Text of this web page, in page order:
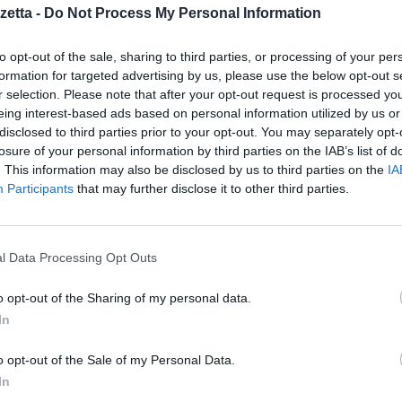
- Do Not Process My Personal Information
opt-out of the sale, sharing to third parties, or processing of your
for targeted advertising by us, please use the below opt-out
selection. Please note that after your opt-out request is processed
interest-based ads based on personal information utilized by us
to third parties prior to your opt-out. You may separately
of your personal information by third parties on the IAB’s list of
This information may also be disclosed by us to third parties on the
Participants that may further disclose it to other third parties.
Data Processing Opt Outs
opt-out of the Sharing of my personal data.
opt-out of the Sale of my Personal Data.
sono autorizzate a offrire servizi di scooter elettrici, ma la gente
la soluzioneMobility-as-a-service fosse veramente integrata,
il 2030.
e networking, con partecipanti provenienti dal mondo
architetti ed esperti di mobilità.
ancora un ruolo da svolgere nell’economia dei trasporti del
ha dichiarato che il lancio di auto elettriche o autonome non
“dobbiamo liberarci delle macchin
un ruolo per le auto, ma ha discusso se le auto di
rurali). I conducenti possono essere persuasi a lasciar andare
ex CEO di Tata Motors, ha affermato che il cambiamento sociale